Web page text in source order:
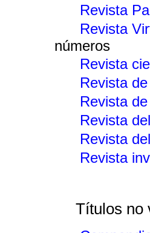
Revista
Revista
números
Revista
Revista
Revista
Revista
Revista
Revista
Títulos no